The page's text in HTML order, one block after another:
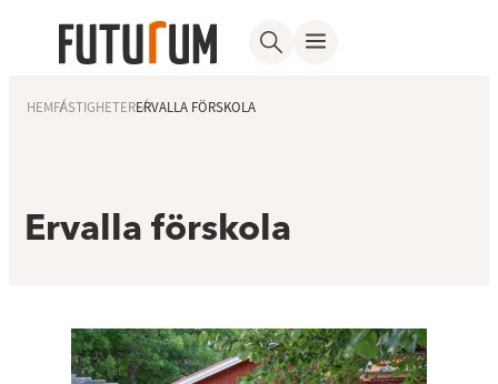
HEMFASTIGHETERERVALLA FÖRSKOLA
Ervalla förskola